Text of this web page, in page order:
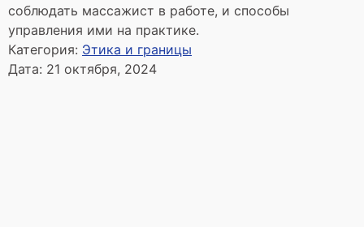
соблюдать массажист в работе, и способы
управления ими на практике.
Категория: Этика и границы
Дата: 21 октября, 2024